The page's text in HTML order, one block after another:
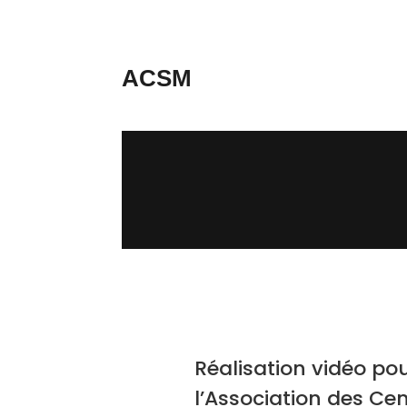
ACSM
Réalisation vidéo
l’Association des